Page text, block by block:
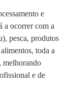
e
a ocorrer com a
pesca, produtos
toda a
melhorando
e de